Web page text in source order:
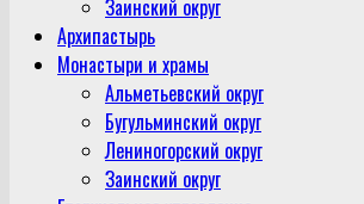
Заинский округ
Архипастырь
Монастыри и храмы
Альметьевский округ
Бугульминский округ
Лениногорский округ
Заинский округ